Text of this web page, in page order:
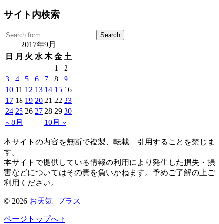
サイト内検索
2017年9月
日 月 火 水 木 金 土
« 8月 10月 »
1
2
3
4 5 6 7 8
9
10 11 12 13 14 15 16
17 18 19 20 21 22 23
24 25 26 27 28 29 30
本サイトの内容を無断で複製、転載、引用することを禁じま
す。
本サイトで提供している情報の利用により発生した損失・損
害などについてはその責を負いかねます。予めご了解の上ご
利用ください。
© 2026 お天気+プラス
ページトップへ ↑